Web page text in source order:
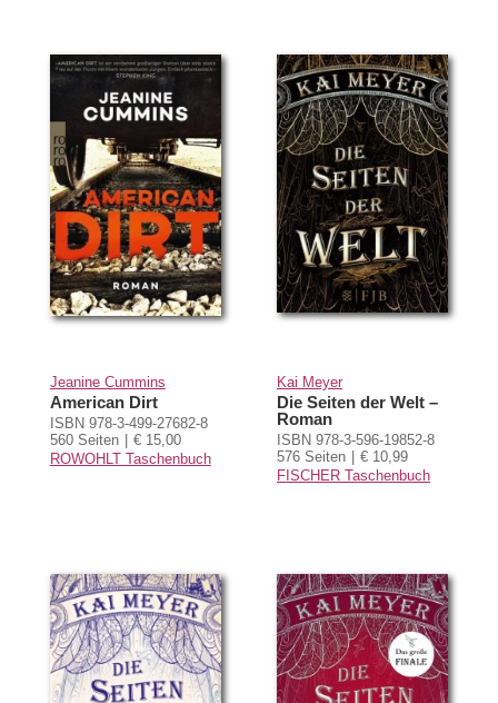
Jeanine Cummins
American Dirt
ISBN 978-3-499-27682-8
560 Seiten
€ 15,00
ROWOHLT Taschenbuch
Kai Meyer
Die Seiten der Welt –
Roman
ISBN 978-3-596-19852-8
576 Seiten
€ 10,99
FISCHER Taschenbuch